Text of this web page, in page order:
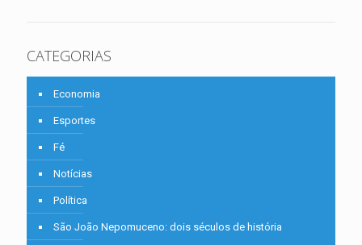
CATEGORIAS
Economia
Esportes
Fé
Notícias
Política
São João Nepomuceno: dois séculos de história